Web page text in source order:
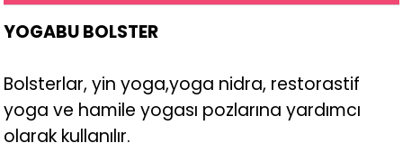
YOGABU BOLSTER
Bolsterlar, yin yoga,yoga nidra, restorastif
yoga ve hamile yogası pozlarına yardımcı
olarak kullanılır.